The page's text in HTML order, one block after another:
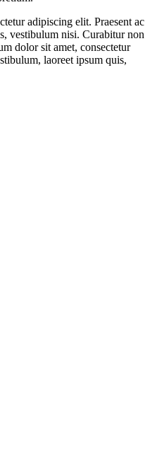
adipiscing elit. Praesent ac
vestibulum nisi. Curabitur non
dolor sit amet, consectetur
laoreet ipsum quis,